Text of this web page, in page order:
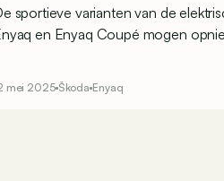
sportieve varianten van de
en Enyaq Coupé mogen
mei 2025 Škoda Enyaq